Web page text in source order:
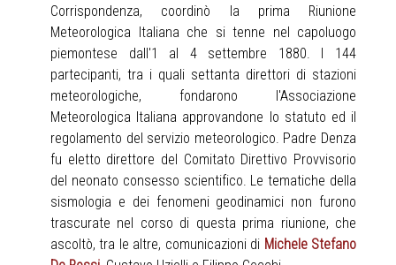
Corrispondenza, coordinò la prima Riunione
Meteorologica Italiana che si tenne nel capoluogo
piemontese dall'1 al 4 settembre 1880. I 144
partecipanti, tra i quali settanta direttori di stazioni
meteorologiche, fondarono l'Associazione
Meteorologica Italiana approvandone lo statuto ed il
regolamento del servizio meteorologico. Padre Denza
fu eletto direttore del Comitato Direttivo Provvisorio
del neonato consesso scientifico. Le tematiche della
sismologia e dei fenomeni geodinamici non furono
trascurate nel corso di questa prima riunione, che
ascoltò, tra le altre, comunicazioni di Michele Stefano